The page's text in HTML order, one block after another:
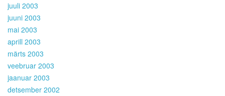
juuli 2003
juuni 2003
mai 2003
aprill 2003
märts 2003
veebruar 2003
jaanuar 2003
detsember 2002